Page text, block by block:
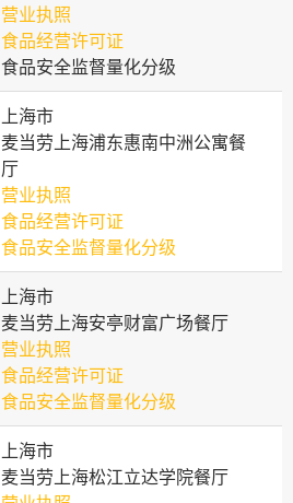
营业执照
食品经营许可证
食品安全监督量化分级
上海市
麦当劳上海浦东惠南中洲公寓餐
厅
营业执照
食品经营许可证
食品安全监督量化分级
上海市
麦当劳上海安亭财富广场餐厅
营业执照
食品经营许可证
食品安全监督量化分级
上海市
麦当劳上海松江立达学院餐厅